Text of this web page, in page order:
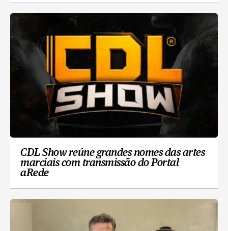
CDL Show reúne grandes nomes das artes
marciais com transmissão do Portal
aRede